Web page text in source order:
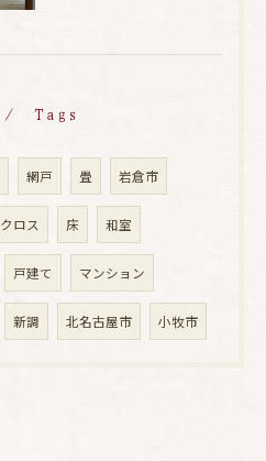
Tags
網戸 畳 岩倉市
クロス 床 和室
戸建て マンション
新調 北名古屋市 小牧市